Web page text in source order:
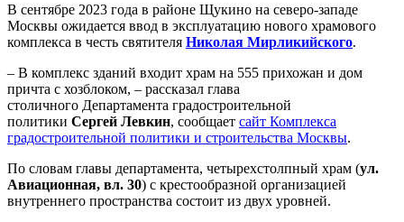
В сентябре 2023 года в районе Щукино на северо-западе
Москвы ожидается ввод в эксплуатацию нового храмового
комплекса в честь святителя Николая Мирликийского.
– В комплекс зданий входит храм на 555 прихожан и дом
причта с хозблоком, – рассказал глава
столичного Департамента градостроительной
политики Сергей Левкин, сообщает сайт Комплекса
градостроительной политики и строительства Москвы.
По словам главы департамента, четырехстолпный храм (ул.
Авиационная, вл. 30) с крестообразной организацией
внутреннего пространства состоит из двух уровней.